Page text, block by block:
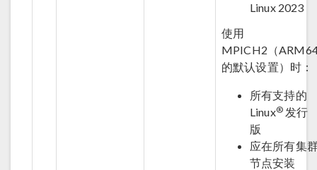
Linux 2023
使用
MPICH2（
的默认设置）时：
所有支持的
Linux®发行
版
应在所有集
节点安装